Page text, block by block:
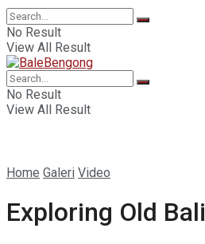
No Result
View All Result
No Result
View All Result
Home Galeri Video
Exploring Old Bali